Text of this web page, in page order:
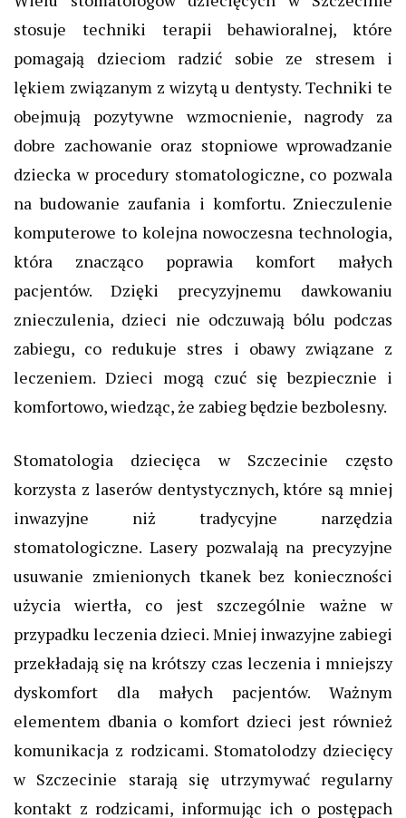
stosuje techniki terapii behawioralnej, które
pomagają dzieciom radzić sobie ze stresem i
lękiem związanym z wizytą u dentysty. Techniki te
obejmują pozytywne wzmocnienie, nagrody za
dobre zachowanie oraz stopniowe wprowadzanie
dziecka w procedury stomatologiczne, co pozwala
na budowanie zaufania i komfortu. Znieczulenie
komputerowe to kolejna nowoczesna technologia,
która znacząco poprawia komfort małych
pacjentów. Dzięki precyzyjnemu dawkowaniu
znieczulenia, dzieci nie odczuwają bólu podczas
zabiegu, co redukuje stres i obawy związane z
leczeniem. Dzieci mogą czuć się bezpiecznie i
komfortowo, wiedząc, że zabieg będzie bezbolesny.
Stomatologia dziecięca w Szczecinie często
korzysta z laserów dentystycznych, które są mniej
inwazyjne niż tradycyjne narzędzia
stomatologiczne. Lasery pozwalają na precyzyjne
usuwanie zmienionych tkanek bez konieczności
użycia wiertła, co jest szczególnie ważne w
przypadku leczenia dzieci. Mniej inwazyjne zabiegi
przekładają się na krótszy czas leczenia i mniejszy
dyskomfort dla małych pacjentów. Ważnym
elementem dbania o komfort dzieci jest również
komunikacja z rodzicami. Stomatolodzy dziecięcy
w Szczecinie starają się utrzymywać regularny
kontakt z rodzicami, informując ich o postępach